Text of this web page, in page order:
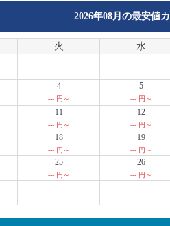
2026年08月の最安値
火 水
4
--- 円～
5
--- 円～
11
--- 円～
12
--- 円～
18
--- 円～
19
--- 円～
25
--- 円～
26
--- 円～